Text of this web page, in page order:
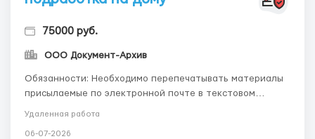
75000 руб.
ООО Документ-Архив
Обязанности: Необходимо перепечатывать материалы
присылаемые по электронной почте в текстовом
Удаленная работа
06-07-2026